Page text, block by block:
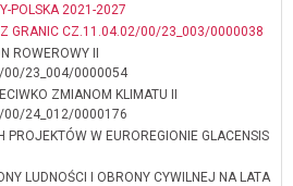
POLSKA 2021-2027
GRANIC CZ.11.04.02/00/23_003/0000038
ROWEROWY II
00/23_004/0000054
ZMIANOM KLIMATU II
00/24_012/0000176
PROJEKTÓW W EUROREGIONIE GLACENSIS
LUDNOŚCI I OBRONY CYWILNEJ NA LATA